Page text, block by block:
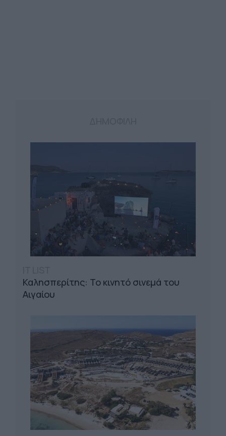
Καλησπερίτης: Το κινητό σινεμά του
Αιγαίου